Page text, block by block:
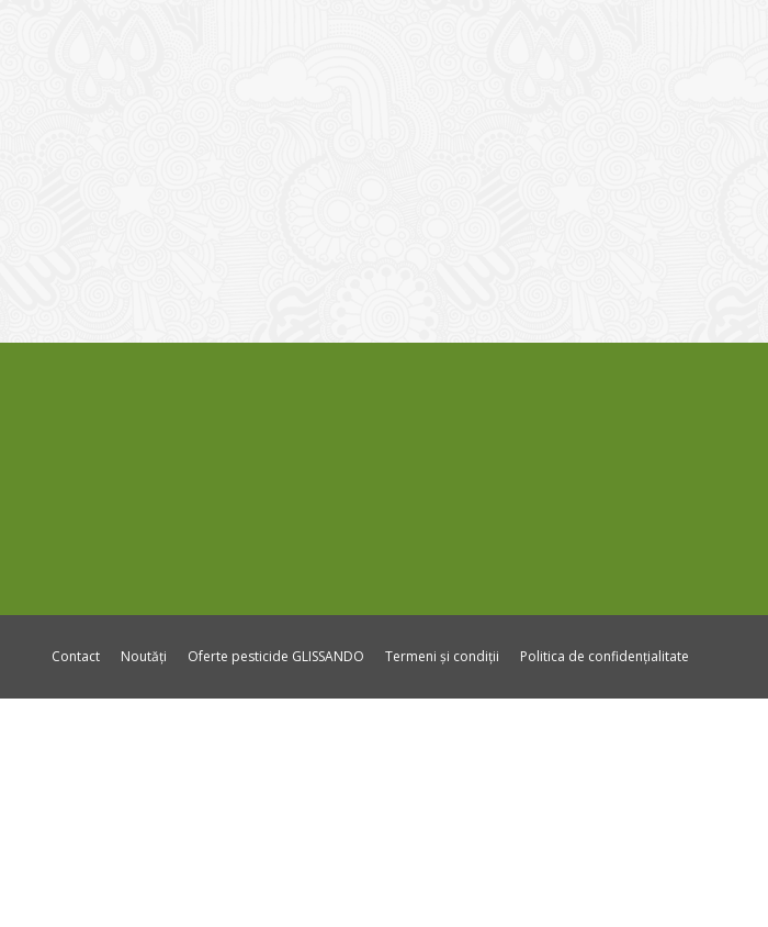
Contact Noutăți Oferte pesticide GLISSANDO Termeni și condiții Politica de confidențialitate